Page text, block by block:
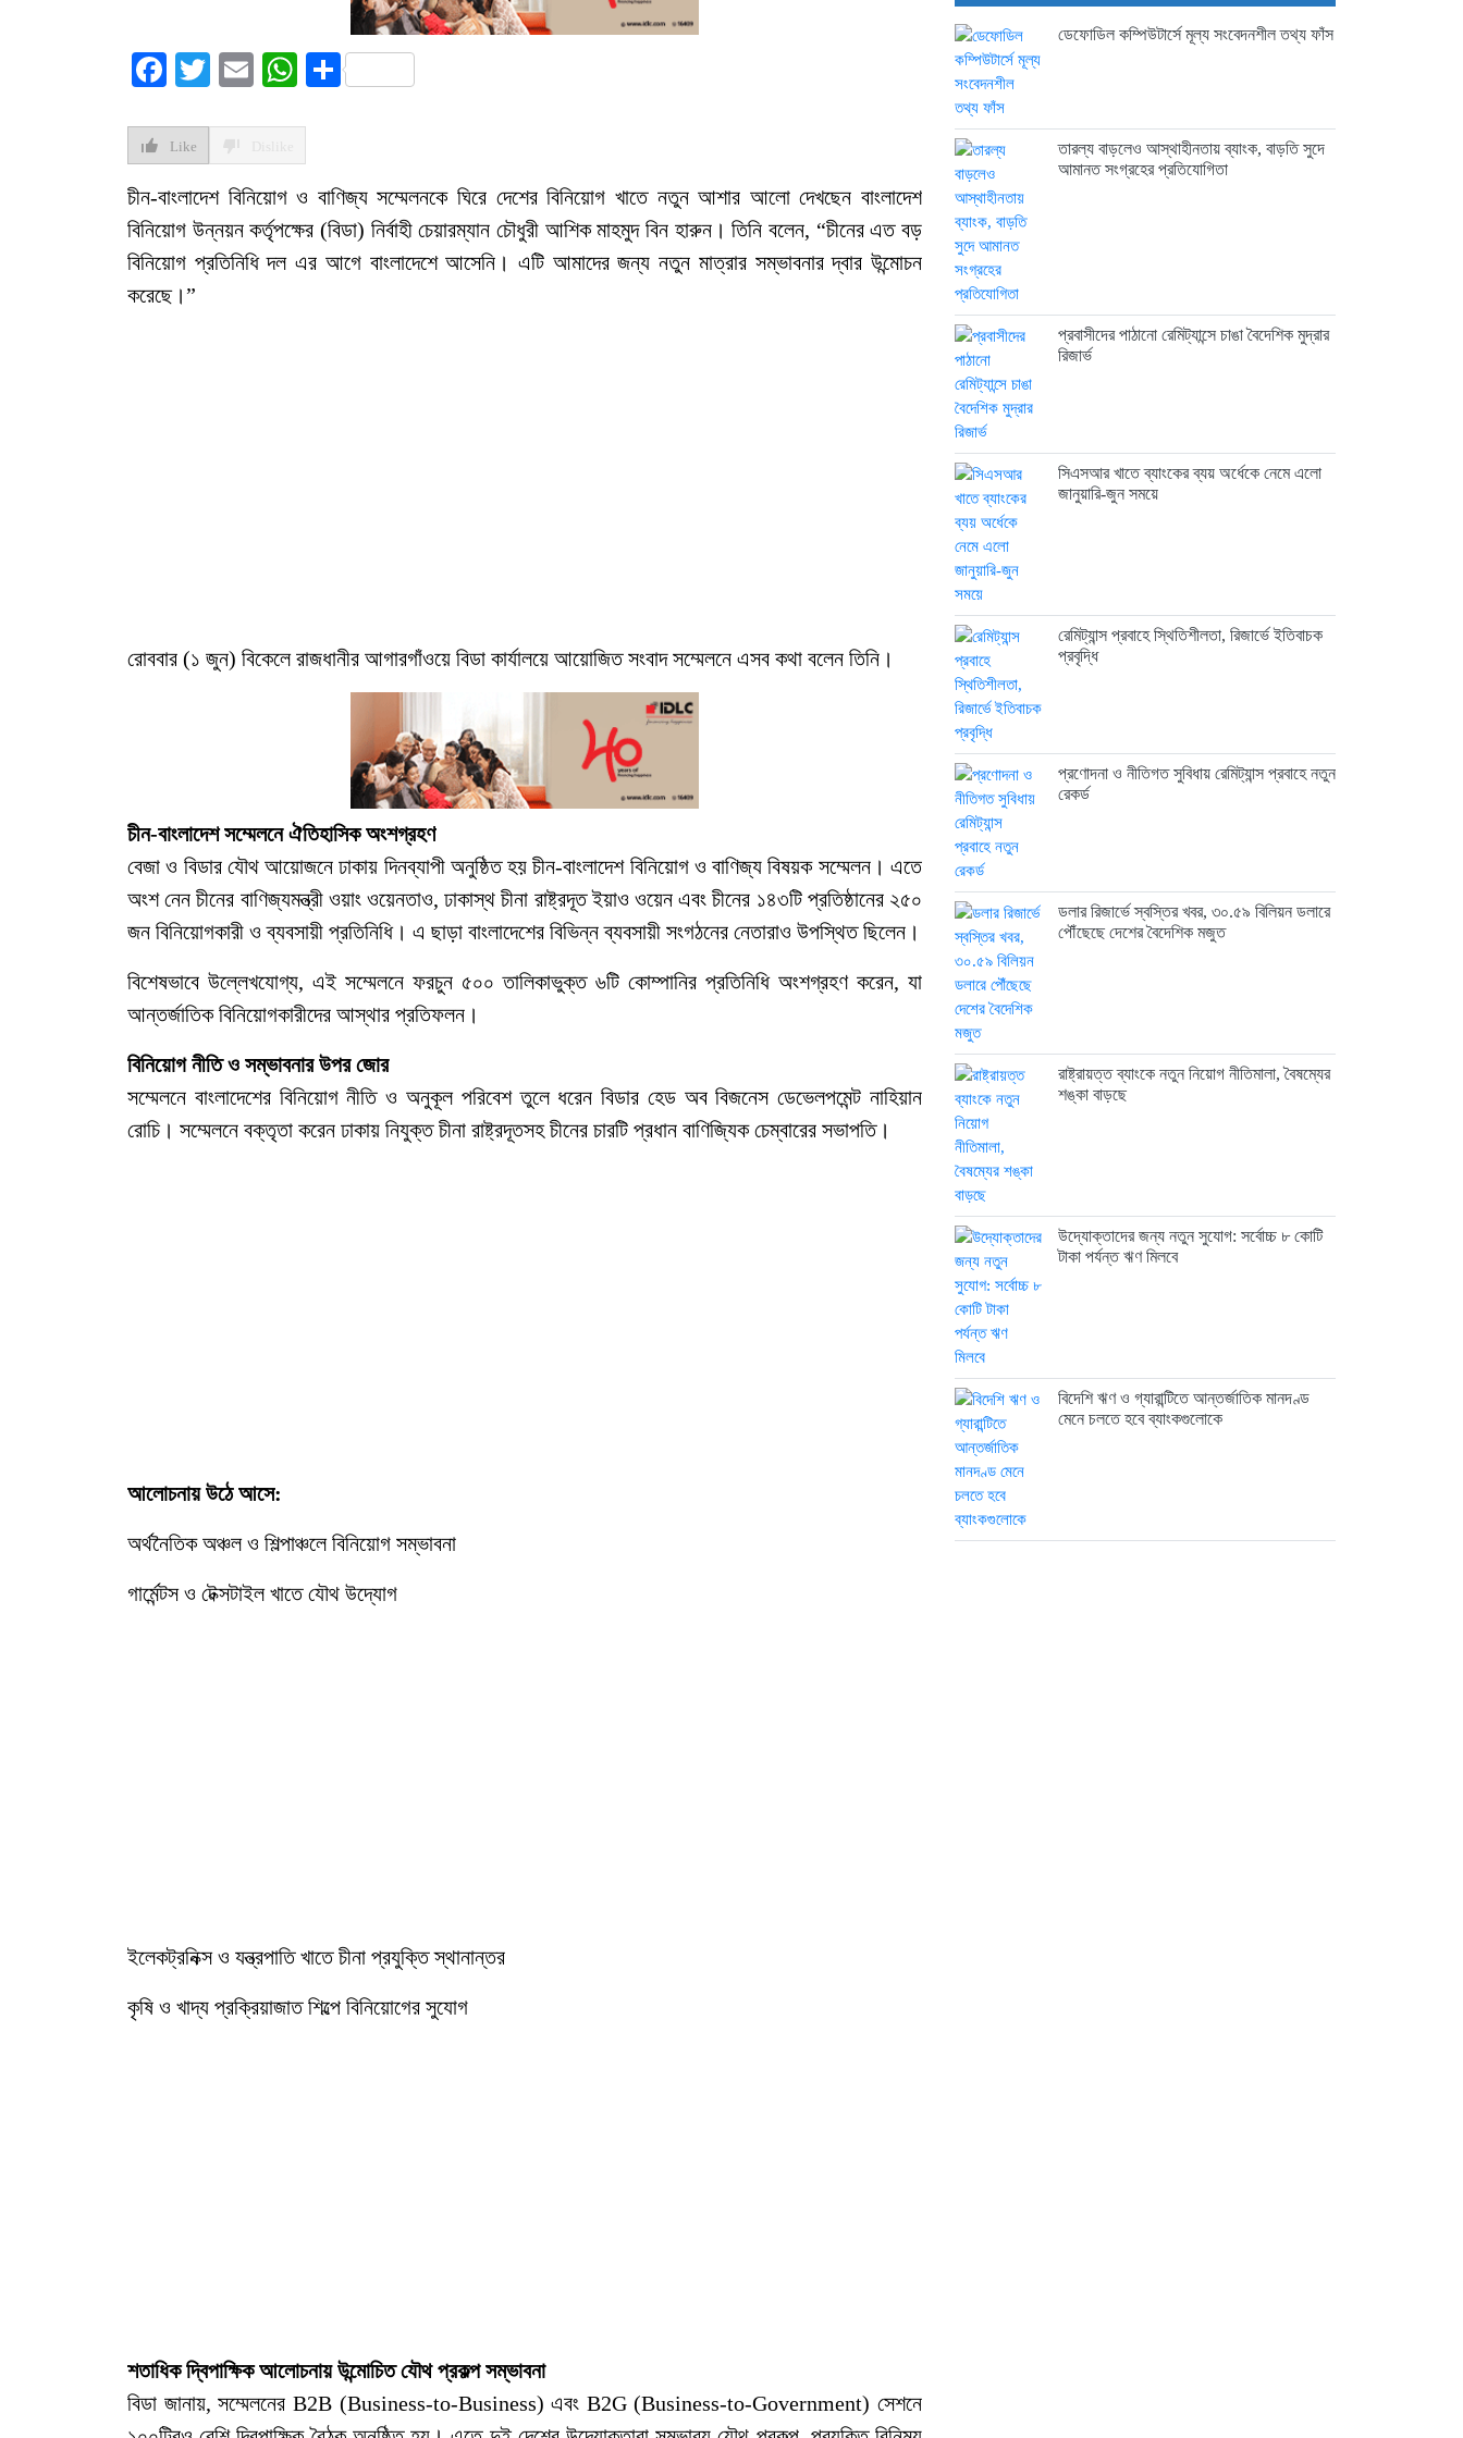
Facebook
TwitterEmailWhatsApp
Share
Like
চীন-বাংলাদেশ বিনিয়োগ ও বাণিজ্য সম্মেলনকে ঘিরে দেশের বিনিয়োগ খাতে নতুন আশার আলো দেখছেন বাংলাদেশ
বিনিয়োগ উন্নয়ন কর্তৃপক্ষের (বিডা) নির্বাহী চেয়ারম্যান চৌধুরী আশিক মাহমুদ বিন হারুন। তিনি বলেন, “চীনের এত বড়
বিনিয়োগ প্রতিনিধি দল এর আগে বাংলাদেশে আসেনি। এটি আমাদের জন্য নতুন মাত্রার সম্ভাবনার দ্বার উন্মোচন
করেছে।”
রোববার (১ জুন) বিকেলে রাজধানীর আগারগাঁওয়ে বিডা কার্যালয়ে আয়োজিত সংবাদ সম্মেলনে এসব কথা বলেন তিনি।
চীন-বাংলাদেশ সম্মেলনে ঐতিহাসিক অংশগ্রহণ
বেজা ও বিডার যৌথ আয়োজনে ঢাকায় দিনব্যাপী অনুষ্ঠিত হয় চীন-বাংলাদেশ বিনিয়োগ ও বাণিজ্য বিষয়ক সম্মেলন। এতে
অংশ নেন চীনের বাণিজ্যমন্ত্রী ওয়াং ওয়েনতাও, ঢাকাস্থ চীনা রাষ্ট্রদূত ইয়াও ওয়েন এবং চীনের ১৪৩টি প্রতিষ্ঠানের ২৫০
জন বিনিয়োগকারী ও ব্যবসায়ী প্রতিনিধি। এ ছাড়া বাংলাদেশের বিভিন্ন ব্যবসায়ী সংগঠনের নেতারাও উপস্থিত ছিলেন।
বিশেষভাবে উল্লেখযোগ্য, এই সম্মেলনে ফরচুন ৫০০ তালিকাভুক্ত ৬টি কোম্পানির প্রতিনিধি অংশগ্রহণ করেন, যা
আন্তর্জাতিক বিনিয়োগকারীদের আস্থার প্রতিফলন।
বিনিয়োগ নীতি ও সম্ভাবনার উপর জোর
সম্মেলনে বাংলাদেশের বিনিয়োগ নীতি ও অনুকূল পরিবেশ তুলে ধরেন বিডার হেড অব বিজনেস ডেভেলপমেন্ট নাহিয়ান
রোচি। সম্মেলনে বক্তৃতা করেন ঢাকায় নিযুক্ত চীনা রাষ্ট্রদূতসহ চীনের চারটি প্রধান বাণিজ্যিক চেম্বারের সভাপতি।
আলোচনায় উঠে আসে:
অর্থনৈতিক অঞ্চল ও শিল্পাঞ্চলে বিনিয়োগ সম্ভাবনা
গার্মেন্টস ও টেক্সটাইল খাতে যৌথ উদ্যোগ
ইলেকট্রনিক্স ও যন্ত্রপাতি খাতে চীনা প্রযুক্তি স্থানান্তর
কৃষি ও খাদ্য প্রক্রিয়াজাত শিল্পে বিনিয়োগের সুযোগ
শতাধিক দ্বিপাক্ষিক আলোচনায় উন্মোচিত যৌথ প্রকল্প সম্ভাবনা
বিডা জানায়, সম্মেলনের B2B (Business-to-Business) এবং B2G (Business-to-Government) সেশনে
ইউরোপে সম্প্রসারণ কৌশলে নতুন
মাইলফলক,...
বিক্রি ও পাওনা আদায় কমায়...
22 hours আগে
ডেফোডিল কম্পিউটার্সে মূল্য সংবেদনশীল তথ্য ফাঁস
তারল্য বাড়লেও আস্থাহীনতায় ব্যাংক, বাড়তি সুদে
আমানত সংগ্রহের প্রতিযোগিতা
প্রবাসীদের পাঠানো রেমিট্যান্সে চাঙা বৈদেশিক মুদ্রার
রিজার্ভ
সিএসআর খাতে ব্যাংকের ব্যয় অর্ধেকে নেমে এলো
জানুয়ারি-জুন সময়ে
রেমিট্যান্স প্রবাহে স্থিতিশীলতা, রিজার্ভে ইতিবাচক
প্রবৃদ্ধি
প্রণোদনা ও নীতিগত সুবিধায় রেমিট্যান্স প্রবাহে নতুন
রেকর্ড
ডলার রিজার্ভে স্বস্তির খবর, ৩০.৫৯ বিলিয়ন ডলারে
পৌঁছেছে দেশের বৈদেশিক মজুত
রাষ্ট্রায়ত্ত ব্যাংকে নতুন নিয়োগ নীতিমালা, বৈষম্যের
শঙ্কা বাড়ছে
উদ্যোক্তাদের জন্য নতুন সুযোগ: সর্বোচ্চ ৮ কোটি
টাকা পর্যন্ত ঋণ মিলবে
বিদেশি ঋণ ও গ্যারান্টিতে আন্তর্জাতিক মানদণ্ড
মেনে চলতে হবে ব্যাংকগুলোকে